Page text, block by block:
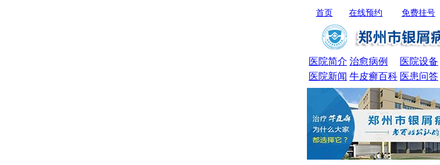
首页 免费挂号
在线预约
医院简介 治愈病例 医院设备
医院新闻 牛皮癣百科 医患问答